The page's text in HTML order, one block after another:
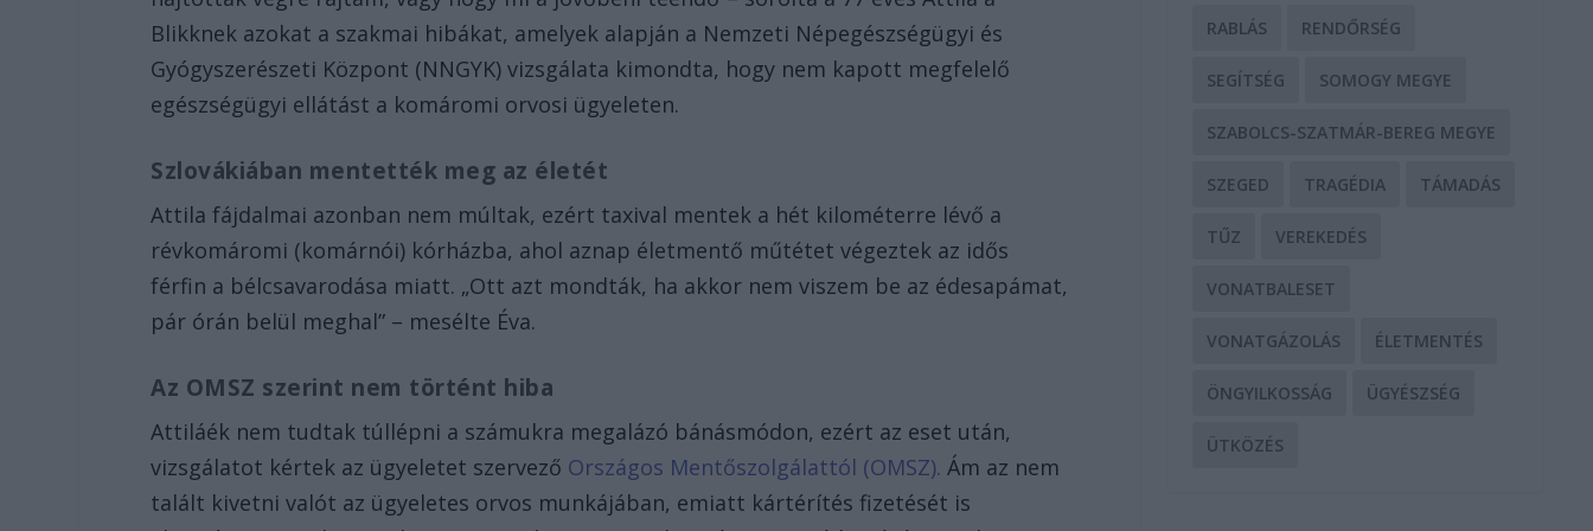
Blikknek azokat a szakmai hibákat, amelyek alapján a Nemzeti Népegészségügyi és
Gyógyszerészeti Központ (NNGYK) vizsgálata kimondta, hogy nem kapott megfelelő
egészségügyi ellátást a komáromi orvosi ügyeleten.
Szlovákiában mentették meg az életét
Attila fájdalmai azonban nem múltak, ezért taxival mentek a hét kilométerre lévő a
révkomáromi (komárnói) kórházba, ahol aznap életmentő műtétet végeztek az idős
férfin a bélcsavarodása miatt. „Ott azt mondták, ha akkor nem viszem be az édesapámat,
pár órán belül meghal” – mesélte Éva.
Az OMSZ szerint nem történt hiba
Attiláék nem tudtak túllépni a számukra megalázó bánásmódon, ezért az eset után,
vizsgálatot kértek az ügyeletet szervező Országos Mentőszolgálattól (OMSZ).Ám az nem
talált kivetni valót az ügyeletes orvos munkájában, emiatt kártérítés fizetését is
RABLÁS RENDŐRSÉG
SEGÍTSÉG SOMOGY MEGYE
SZABOLCS-SZATMÁR-BEREG MEGYE
SZEGED TRAGÉDIA TÁMADÁS
TŰZ VEREKEDÉS
VONATBALESET
VONATGÁZOLÁS ÉLETMENTÉS
ÖNGYILKOSSÁG ÜGYÉSZSÉG
ÜTKÖZÉS